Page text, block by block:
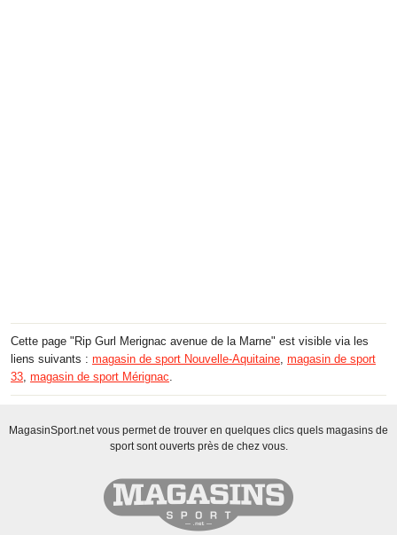
Cette page "Rip Gurl Merignac avenue de la Marne" est visible via les
liens suivants : magasin de sport Nouvelle-Aquitaine magasin de sport
33 magasin de sport Mérignac
MagasinSport.net vous permet de trouver en quelques clics quels magasins de
sport sont ouverts près de chez vous.